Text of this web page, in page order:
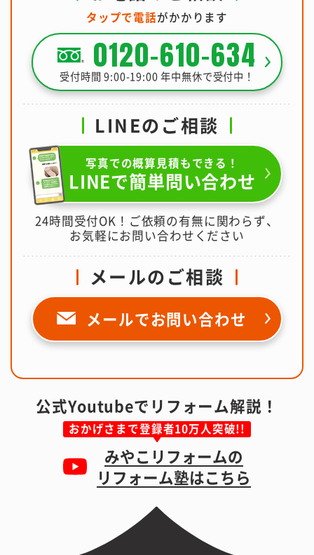
タップで電話がかかります
0120-610-634
受付時間 9:00-19:00 年中無休で受付中！
LINEのご相談
写真での概算見積もできる！
LINEで簡単問い合わせ
24時間受付OK！ご依頼の有無に関わらず、
お気軽にお問い合わせください
メールのご相談
メールでお問い合わせ
公式Youtubeでリフォーム解説！
おかげさまで登録者10万人突破!!
みやこリフォームの
リフォーム塾はこちら